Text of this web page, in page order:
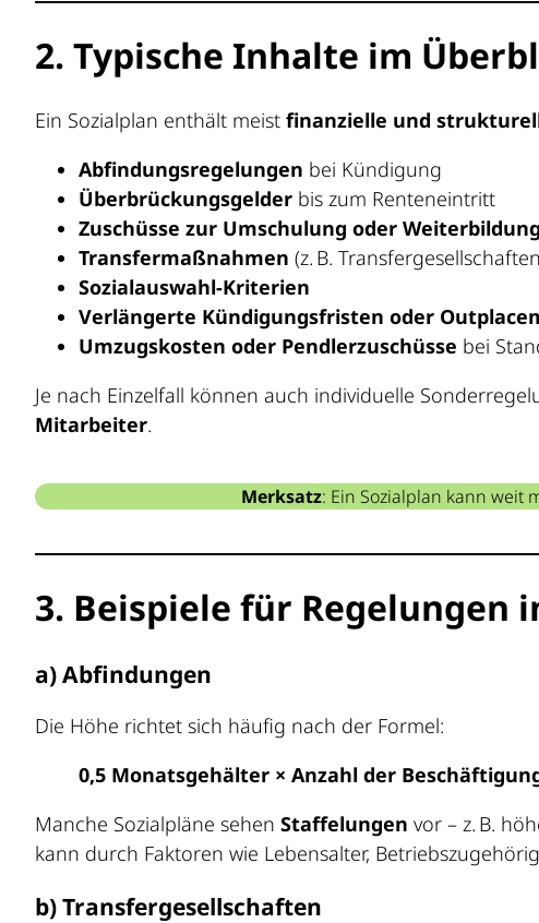
2. Typische Inhalte im
Ein Sozialplan enthält meist finanzielle und
Abfindungsregelungen bei Kündigung
Überbrückungsgelder bis zum Renteneintritt
Zuschüsse zur Umschulung oder Weiterbildung
Transfermaßnahmen (z. B.
Sozialauswahl-Kriterien
Verlängerte Kündigungsfristen oder
Umzugskosten oder Pendlerzuschüsse bei
Je nach Einzelfall können auch individuelle
Mitarbeiter.
Merksatz: Ein Sozialplan kann weit
3. Beispiele für Regelungen
a)Abfindungen
Die Höhe richtet sich häufig nach der Formel:
0,5 Monatsgehälter × Anzahl der
Manche Sozialpläne sehen Staffelungen vor – z. B.
kann durch Faktoren wie Lebensalter,
b)Transfergesellschaften